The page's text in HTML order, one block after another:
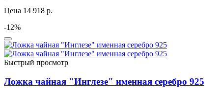
Цена 14 918 р.
-12%
Быстрый просмотр
Ложка чайная "Инглезе" именная серебро 925